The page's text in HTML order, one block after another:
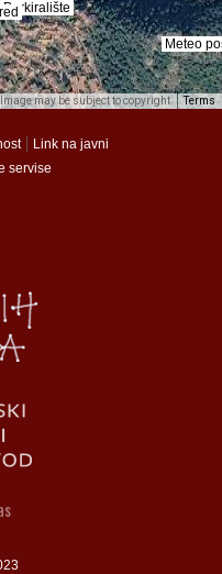
Meteo
Parkiralište
Meteo
Parkiralište
Image may be subject to copyright Terms
| Link na javni
servise